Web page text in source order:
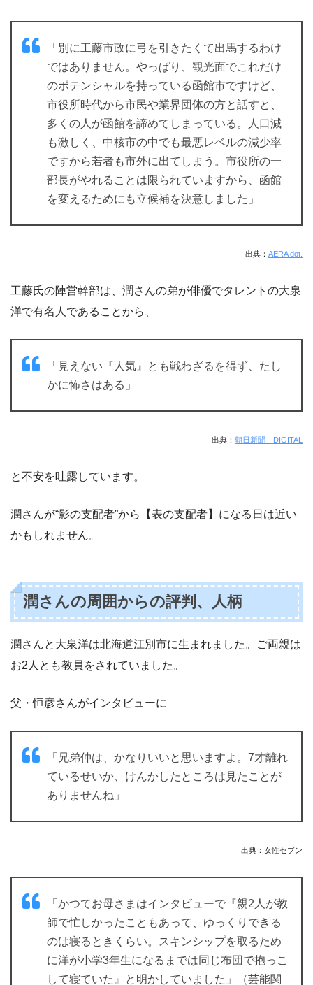
「別に工藤市政に弓を引きたくて出馬するわけ
ではありません。やっぱり、観光面でこれだけ
のポテンシャルを持っている函館市ですけど、
市役所時代から市民や業界団体の方と話すと、
多くの人が函館を諦めてしまっている。人口減
も激しく、中核市の中でも最悪レベルの減少率
ですから若者も市外に出てしまう。市役所の一
部長がやれることは限られていますから、函館
を変えるためにも立候補を決意しました」
出典： AERA dot.
工藤氏の陣営幹部は、潤さんの弟が俳優でタレントの大泉
洋で有名人であることから、
「見えない『人気』とも戦わざるを得ず、たし
かに怖さはある」
出典： 朝日新聞 DIGITAL
と不安を吐露しています。
潤さんが“影の支配者”から【表の支配者】になる日は近い
かもしれません。
潤さんの周囲からの評判、人柄
潤さんと大泉洋は北海道江別市に生まれました。ご両親は
お2人とも教員をされていました。
父・恒彦さんがインタビューに
「兄弟仲は、かなりいいと思いますよ。7才離れ
ているせいか、けんかしたところは見たことが
ありませんね」
出典：女性セブン
「かつてお母さまはインタビューで『親2人が教
師で忙しかったこともあって、ゆっくりできる
のは寝るときくらい。スキンシップを取るため
に洋が小学3年生になるまでは同じ布団で抱っこ
して寝ていた』と明かしていました」（芸能関